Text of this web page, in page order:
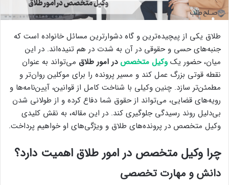
طلاق یکی از پیچیده‌ترین و گاه دشوارترین مسائل خانواده است که
جنبه‌های حسی و حقوقی در آن به شدت در هم تنیده‌اند. در این
میان، حضور یک وکیل متخصص در امور طلاق می‌تواند به عنوان
نقطه قوتی بزرگ عمل کند و مسیر پرونده را برای موکلین روان‌تر و
مطمئن‌تر سازد. چنین وکیلی با شناخت کامل از قوانین، آیین‌نامه‌ها و
رویه‌های قضایی، می‌تواند از حقوق شما دفاع کرده و از طولانی شدن
بی‌دلیل روند رسیدگی جلوگیری کند. در این مقاله، به نقش کلیدی
وکیل متخصص در پرونده‌های طلاق و ویژگی‌های او خواهیم پرداخت.
چرا وکیل متخصص در امور طلاق اهمیت دارد؟
دانش و مهارت تخصصی